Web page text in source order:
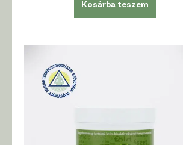
Kosárba teszem